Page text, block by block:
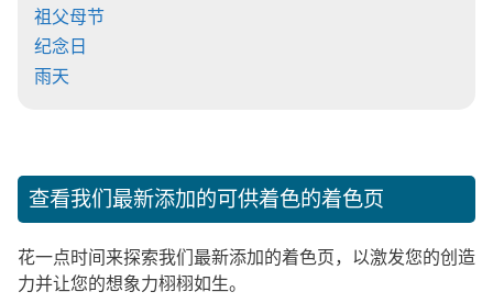
祖父母节
纪念日
雨天
查看我们最新添加的可供着色的着色页
花一点时间来探索我们最新添加的着色页，以激发您的创造
力并让您的想象力栩栩如生。